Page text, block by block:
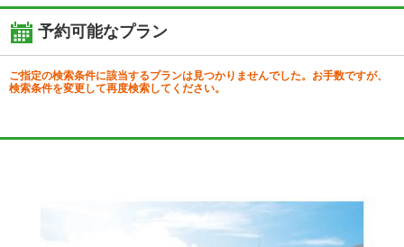
予約可能なプラン
ご指定の検索条件に該当するプランは見つかりませんでした。お手数ですが、
検索条件を変更して再度検索してください。